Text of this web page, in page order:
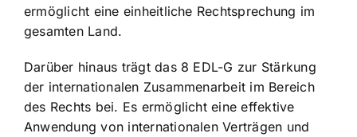
ermöglicht eine einheitliche Rechtsprechung im
gesamten Land.
Darüber hinaus trägt das 8 EDL-G zur Stärkung
der internationalen Zusammenarbeit im Bereich
des Rechts bei. Es ermöglicht eine effektive
Anwendung von internationalen Verträgen und